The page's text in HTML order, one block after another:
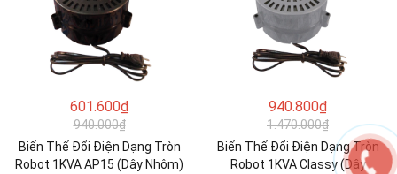
601.600₫
940.000₫
Biến Thế Đổi Điện Dạng Tròn
Robot 1KVA AP15 (Dây Nhôm)
940.800₫
1.470.000₫
Biến Thế Đổi Điện Dạng Tròn
Robot 1KVA Classy (Dây